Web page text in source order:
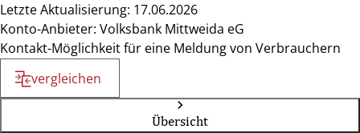
Letzte Aktualisierung: 17.06.2026
Konto-Anbieter: Volksbank Mittweida eG
Kontakt-Möglichkeit für eine Meldung von Verbrauchern
vergleichen
Übersicht